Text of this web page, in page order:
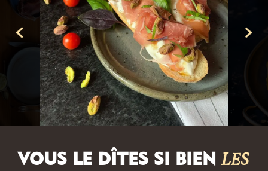
VOUS LE DÎTES SI BIEN LES